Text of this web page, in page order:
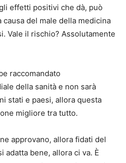
effetti positivi che dà, può
del male della medicina
Vale il rischio? Assolutamente
raccomandato
della sanità e non sarà
stati e paesi, allora questa
migliore tra tutto.
approvano, allora fidati del
adatta bene, allora ci va. È